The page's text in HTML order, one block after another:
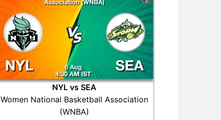
NYL vs SEA
Women National Basketball Association
(WNBA)